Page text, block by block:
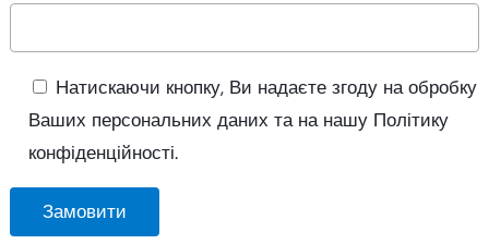
Натискаючи кнопку, Ви надаєте згоду на обробку
Ваших персональних даних та на нашу Політику
конфіденційності.